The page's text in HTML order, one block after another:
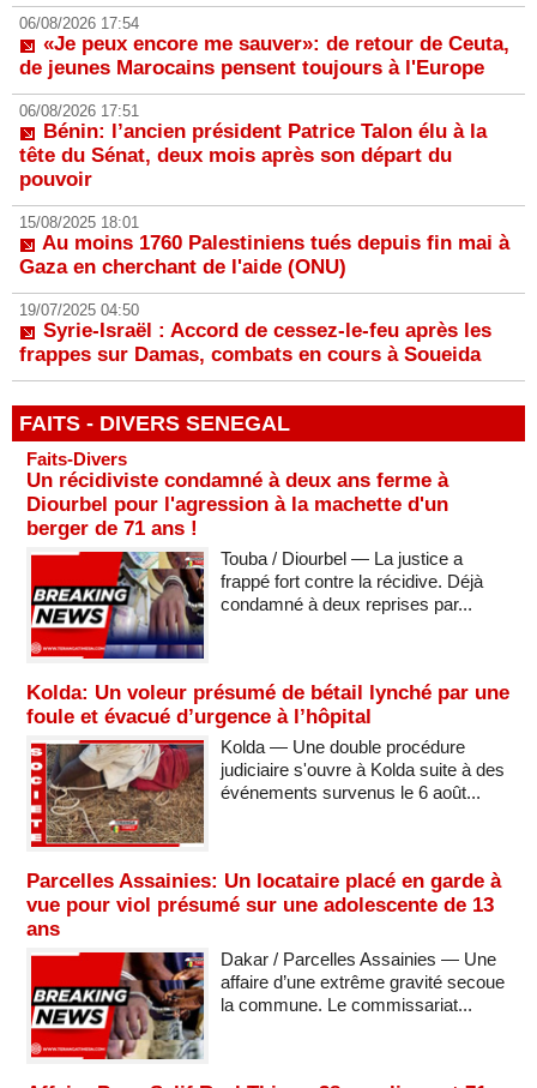
06/08/2026 17:54
«Je peux encore me sauver»: de retour de Ceuta,
de jeunes Marocains pensent toujours à l'Europe
06/08/2026 17:51
Bénin: l’ancien président Patrice Talon élu à la
tête du Sénat, deux mois après son départ du
pouvoir
15/08/2025 18:01
Au moins 1760 Palestiniens tués depuis fin mai à
Gaza en cherchant de l'aide (ONU)
19/07/2025 04:50
Syrie-Israël : Accord de cessez-le-feu après les
frappes sur Damas, combats en cours à Soueida
FAITS - DIVERS SENEGAL
Faits-Divers
Un récidiviste condamné à deux ans ferme à
Diourbel pour l'agression à la machette d'un
berger de 71 ans !
Touba / Diourbel — La justice a
frappé fort contre la récidive. Déjà
condamné à deux reprises par...
Kolda: Un voleur présumé de bétail lynché par une
foule et évacué d’urgence à l’hôpital
Kolda — Une double procédure
judiciaire s'ouvre à Kolda suite à des
événements survenus le 6 août...
Parcelles Assainies: Un locataire placé en garde à
vue pour viol présumé sur une adolescente de 13
ans
Dakar / Parcelles Assainies — Une
affaire d’une extrême gravité secoue
la commune. Le commissariat...